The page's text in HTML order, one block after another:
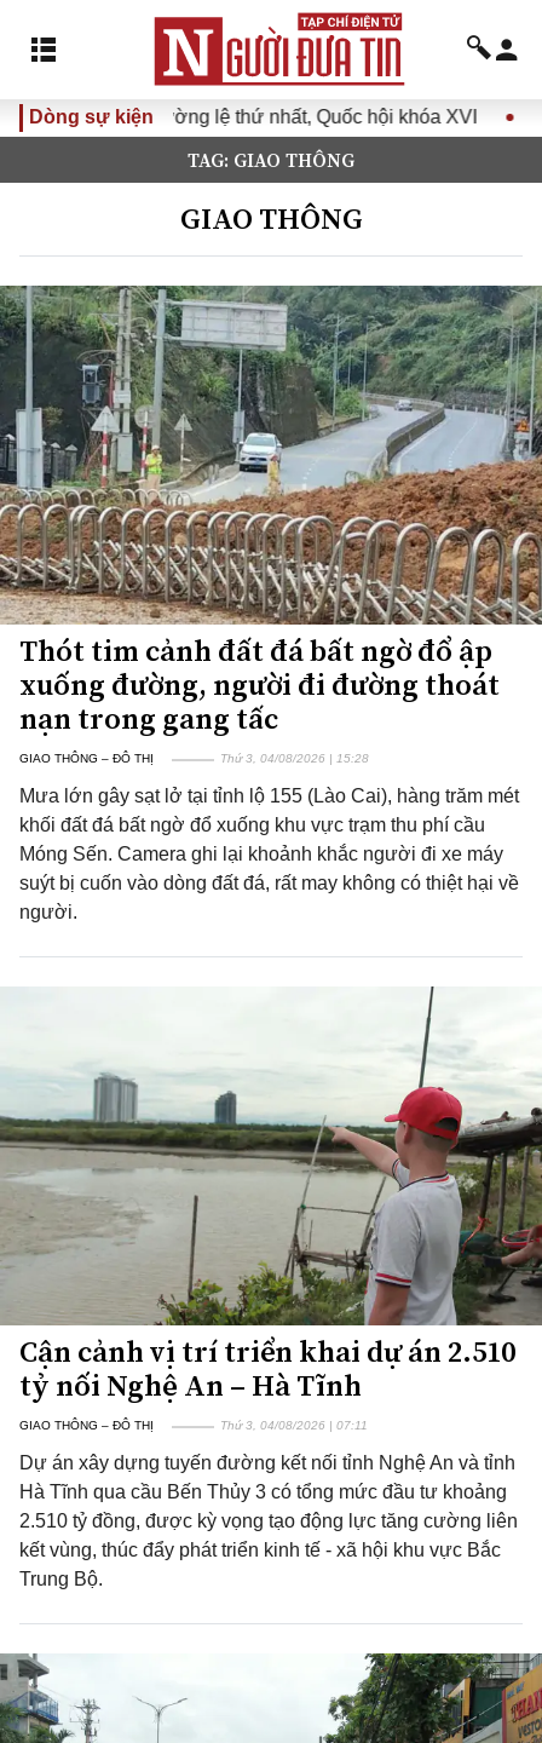
Dòng sự kiện
lệ thứ nhất, Quốc hội khóa XVI Đưa Nghị quyết Đại
TAG: GIAO THÔNG
GIAO THÔNG
Thót tim cảnh đất đá bất ngờ đổ ập
xuống đường, người đi đường thoát
nạn trong gang tấc
GIAO THÔNG – ĐÔ THỊ Thứ 3, 04/08/2026 | 15:28
Mưa lớn gây sạt lở tại tỉnh lộ 155 (Lào Cai), hàng trăm mét
khối đất đá bất ngờ đổ xuống khu vực trạm thu phí cầu
Móng Sến. Camera ghi lại khoảnh khắc người đi xe máy
suýt bị cuốn vào dòng đất đá, rất may không có thiệt hại về
người.
Cận cảnh vị trí triển khai dự án 2.510
tỷ nối Nghệ An – Hà Tĩnh
GIAO THÔNG – ĐÔ THỊ Thứ 3, 04/08/2026 | 07:11
Dự án xây dựng tuyến đường kết nối tỉnh Nghệ An và tỉnh
Hà Tĩnh qua cầu Bến Thủy 3 có tổng mức đầu tư khoảng
2.510 tỷ đồng, được kỳ vọng tạo động lực tăng cường liên
kết vùng, thúc đẩy phát triển kinh tế - xã hội khu vực Bắc
Trung Bộ.